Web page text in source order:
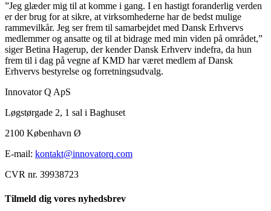
”Jeg glæder mig til at komme i gang. I en hastigt foranderlig verden
er der brug for at sikre, at virksomhederne har de bedst mulige
rammevilkår. Jeg ser frem til samarbejdet med Dansk Erhvervs
medlemmer og ansatte og til at bidrage med min viden på området,”
siger Betina Hagerup, der kender Dansk Erhverv indefra, da hun
frem til i dag på vegne af KMD har været medlem af Dansk
Erhvervs bestyrelse og forretningsudvalg.
Innovator Q ApS
Løgstørgade 2, 1 sal i Baghuset
2100 København Ø
E-mail: kontakt@innovatorq.com
CVR nr. 39938723
Tilmeld dig vores nyhedsbrev